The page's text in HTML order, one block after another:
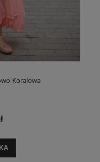
Koralowa